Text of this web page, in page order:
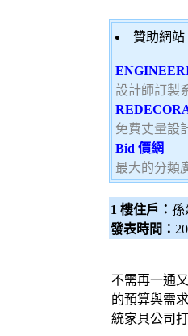
贊助網
設計師訂製
免費丈量設
Bid 價網
最大的分類
1 樓住戶： 孫
發表時間：
不需再一通
的預算與需
統家具公司